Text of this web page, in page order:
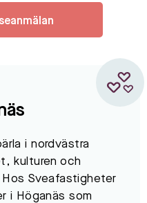
i nordvästra
kulturen och
Sveafastigheter
i Höganäs som